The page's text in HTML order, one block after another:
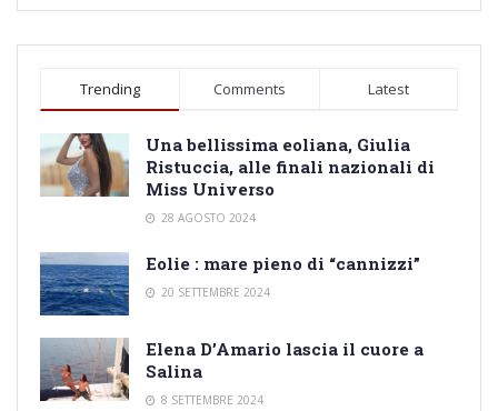
Trending Comments Latest
Una bellissima eoliana, Giulia
Ristuccia, alle finali nazionali di
Miss Universo
28 AGOSTO 2024
Eolie : mare pieno di “cannizzi”
20 SETTEMBRE 2024
Elena D’Amario lascia il cuore a
Salina
8 SETTEMBRE 2024